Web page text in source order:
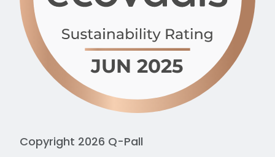
Copyright 2026 Q-Pall